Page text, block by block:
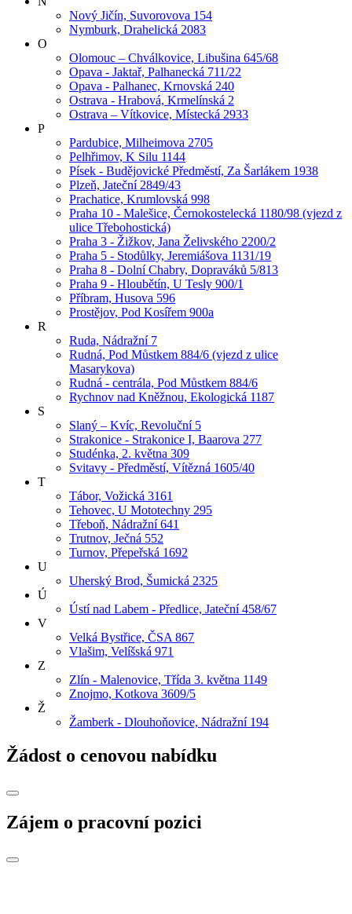
Nový Jičín, Suvorovova 154
Nymburk, Drahelická 2083
O
Olomouc – Chválkovice, Libušina 645/68
Opava - Jaktař, Palhanecká 711/22
Opava - Palhanec, Krnovská 240
Ostrava - Hrabová, Krmelínská 2
Ostrava – Vítkovice, Místecká 2933
P
Pardubice, Milheimova 2705
Pelhřimov, K Silu 1144
Písek - Budějovické Předměstí, Za Šarlákem 1938
Plzeň, Jateční 2849/43
Prachatice, Krumlovská 998
Praha 10 - Malešice, Černokostelecká 1180/98 (vjezd z
ulice Třebohostická)
Praha 3 - Žižkov, Jana Želivského 2200/2
Praha 5 - Stodůlky, Jeremiášova 1131/19
Praha 8 - Dolní Chabry, Dopraváků 5/813
Praha 9 - Hloubětín, U Tesly 900/1
Příbram, Husova 596
Prostějov, Pod Kosířem 900a
R
Ruda, Nádražní 7
Rudná, Pod Můstkem 884/6 (vjezd z ulice
Masarykova)
Rudná - centrála, Pod Můstkem 884/6
Rychnov nad Kněžnou, Ekologická 1187
S
Slaný – Kvíc, Revoluční 5
Strakonice - Strakonice I, Baarova 277
Studénka, 2. května 309
Svitavy - Předměstí, Vítězná 1605/40
T
Tábor, Vožická 3161
Tehovec, U Mototechny 295
Třeboň, Nádražní 641
Trutnov, Ječná 552
Turnov, Přepeřská 1692
U
Uherský Brod, Šumická 2325
Ú
Ústí nad Labem - Předlice, Jateční 458/67
V
Velká Bystřice, ČSA 867
Vlašim, Velíšská 971
Z
Zlín - Malenovice, Třída 3. května 1149
Znojmo, Kotkova 3609/5
Ž
Žamberk - Dlouhoňovice, Nádražní 194
Žádost o cenovou nabídku
Zájem o pracovní pozici